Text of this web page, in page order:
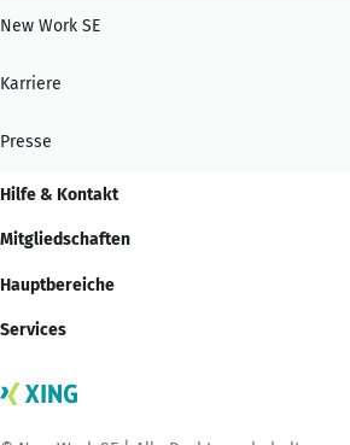
New Work SE
Karriere
Presse
Hilfe & Kontakt
Mitgliedschaften
Hauptbereiche
Services